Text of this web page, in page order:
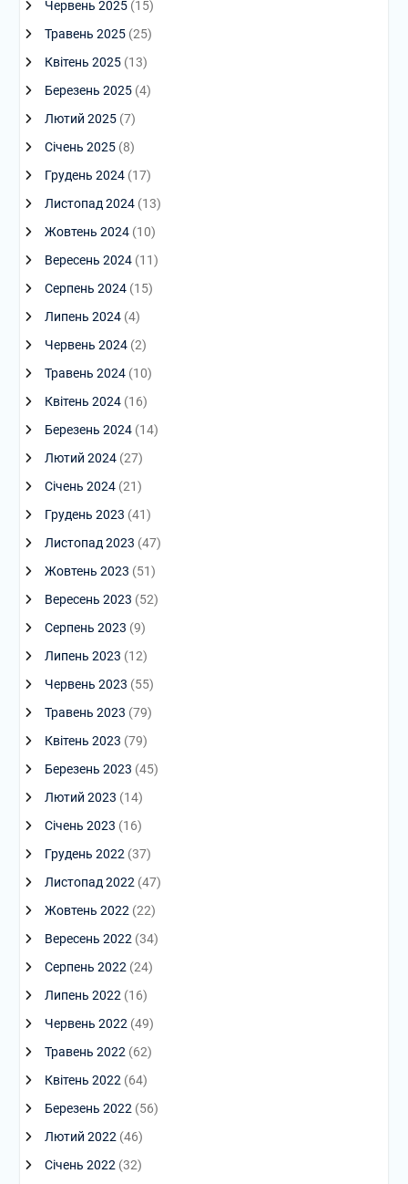
Червень 2025(15)
Травень 2025(25)
Квітень 2025(13)
Березень 2025(4)
Лютий 2025(7)
Січень 2025(8)
Грудень 2024(17)
Листопад 2024(13)
Жовтень 2024(10)
Вересень 2024(11)
Серпень 2024(15)
Липень 2024(4)
Червень 2024(2)
Травень 2024(10)
Квітень 2024(16)
Березень 2024(14)
Лютий 2024(27)
Січень 2024(21)
Грудень 2023 (41)
Листопад 2023 (47)
Жовтень 2023 (51)
Вересень 2023 (52)
Серпень 2023 (9)
Липень 2023 (12)
Червень 2023 (55)
Травень 2023 (79)
Квітень 2023 (79)
Березень 2023 (45)
Лютий 2023 (14)
Січень 2023 (16)
Грудень 2022 (37)
Листопад 2022 (47)
Жовтень 2022 (22)
Вересень 2022 (34)
Серпень 2022 (24)
Липень 2022 (16)
Червень 2022 (49)
Травень 2022 (62)
Квітень 2022 (64)
Березень 2022 (56)
Лютий 2022 (46)
Січень 2022 (32)